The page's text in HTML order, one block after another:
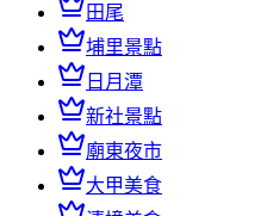
田尾
埔里景點
日月潭
新社景點
廟東夜市
大甲美食